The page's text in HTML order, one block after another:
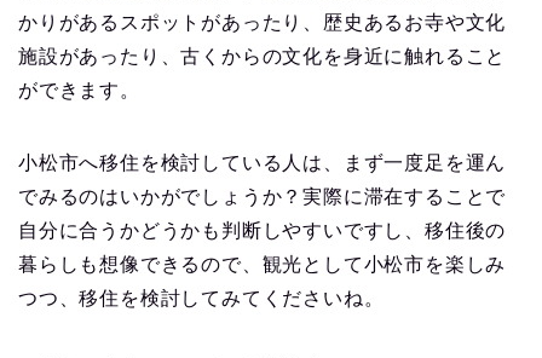
かりがあるスポットがあったり、歴史あるお寺や文化
施設があったり、古くからの文化を身近に触れること
ができます。
小松市へ移住を検討している人は、まず一度足を運ん
でみるのはいかがでしょうか？実際に滞在することで
自分に合うかどうかも判断しやすいですし、移住後の
暮らしも想像できるので、観光として小松市を楽しみ
つつ、移住を検討してみてくださいね。